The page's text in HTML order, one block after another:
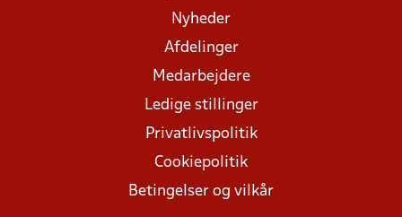
Nyheder
Afdelinger
Medarbejdere
Ledige stillinger
Privatlivspolitik
Cookiepolitik
Betingelser og vilkår